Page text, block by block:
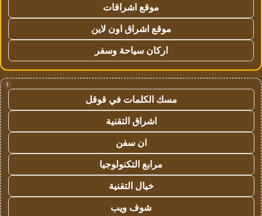
موقع اشراقات
موقع اشراق اون لاين
اركان سياحة وسفر
!
مسك الكلمات في قوقل
اشراق التقنية
ان سفن
مرابع التكنولوجيا
خيال التقنية
شوف ويب